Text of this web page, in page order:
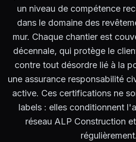
un niveau de compétence
dans le domaine des
mur. Chaque chantier est
décennale, qui protège le
contre tout désordre lié à la
une assurance responsabilité
active. Ces certifications ne
labels : elles conditionnent
réseau ALP Construction
régulièrement.